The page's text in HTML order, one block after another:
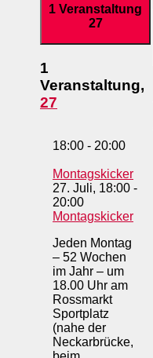
1 Veranstaltung
27
1
Veranstaltung,
27
18:00 - 20:00
Montagskicker
27. Juli, 18:00 -
20:00
Montagskicker
Jeden Montag
– 52 Wochen
im Jahr – um
18.00 Uhr am
Rossmarkt
Sportplatz
(nahe der
Neckarbrücke,